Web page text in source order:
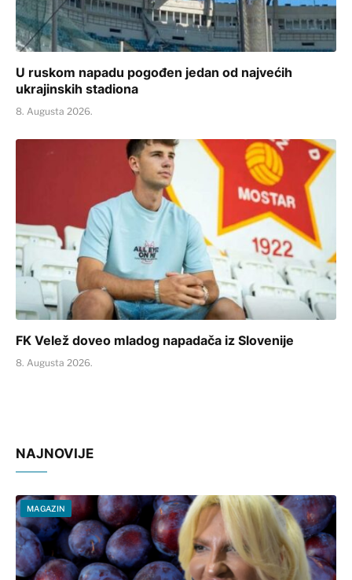
U ruskom napadu pogođen jedan od najvećih
ukrajinskih stadiona
8. Augusta 2026.
FK Velež doveo mladog napadača iz Slovenije
8. Augusta 2026.
NAJNOVIJE
MAGAZIN